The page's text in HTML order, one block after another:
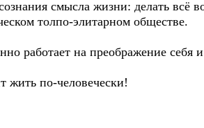
смысла жизни: делать
толпо-элитарном обществе.
работает на преображение
жить по-человечески!